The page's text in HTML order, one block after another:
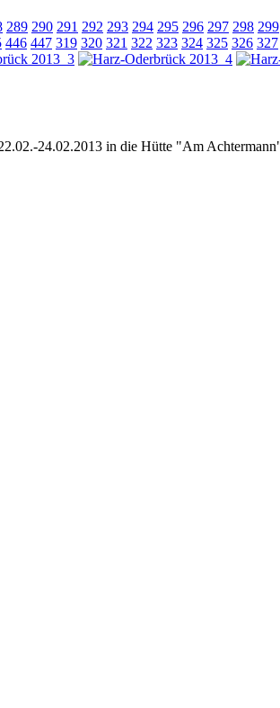
289 290 291 292 293 294 295 296 297 298 299
446 447 319 320 321 322 323 324 325 326 327
24.02.2013 in die Hütte "Am